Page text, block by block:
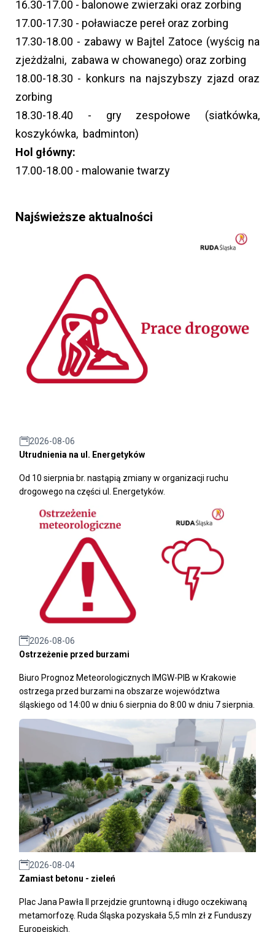
16.30-17.00 - balonowe zwierzaki oraz zorbing
17.00-17.30 - poławiacze pereł oraz zorbing
17.30-18.00 - zabawy w Bajtel Zatoce (wyścig na
zjeżdżalni, zabawa w chowanego) oraz zorbing
18.00-18.30 - konkurs na najszybszy zjazd oraz
zorbing
18.30-18.40 - gry zespołowe (siatkówka,
koszykówka, badminton)
Hol główny:
17.00-18.00 - malowanie twarzy
Najświeższe aktualności
2026-08-06
Utrudnienia na ul. Energetyków
Od 10 sierpnia br. nastąpią zmiany w organizacji ruchu
drogowego na części ul. Energetyków.
2026-08-06
Ostrzeżenie przed burzami
Biuro Prognoz Meteorologicznych IMGW-PIB w Krakowie
ostrzega przed burzami na obszarze województwa
śląskiego od 14:00 w dniu 6 sierpnia do 8:00 w dniu 7 sierpnia.
2026-08-04
Zamiast betonu - zieleń
Plac Jana Pawła II przejdzie gruntowną i długo oczekiwaną
metamorfozę. Ruda Śląska pozyskała 5,5 mln zł z Funduszy
Europejskich.